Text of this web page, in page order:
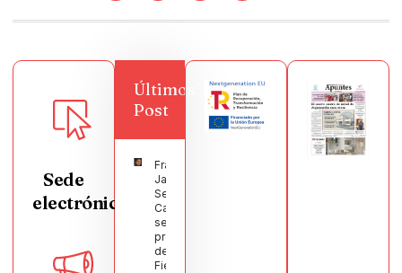
Sede
electrónica
Últimos
Post
Francisco
Javier
Segura
Castellanos
será el
pregonero
de las
Fiestas